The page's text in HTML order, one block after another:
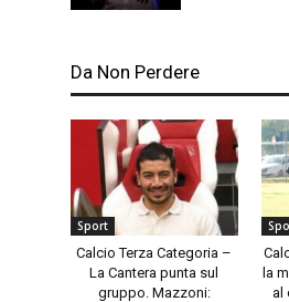
Da Non Perdere
Sport
Calcio Terza Categoria –
La Cantera punta sul
gruppo. Mazzoni:
la
al